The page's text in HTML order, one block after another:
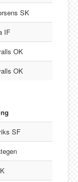
SK
IF
OK
OK
SF